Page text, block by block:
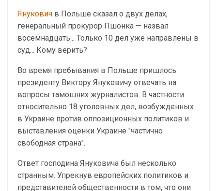
Янукович в Польше сказал о двух делах,
генеральный прокурор Пшонка — назвал
восемнадцать... Только 10 дел уже направлены в
суд... Кому верить?
Во время пребывания в Польше пришлось
президенту Виктору Януковичу отвечать на
вопросы тамошних журналистов. В частности
относительно 18 уголовных дел, возбужденных
в Украине против оппозиционных политиков и
выставления оценки Украине "частично
свободная страна".
Ответ господина Януковича был несколько
странным. Упрекнув европейских политиков и
представителей общественности в том, что они